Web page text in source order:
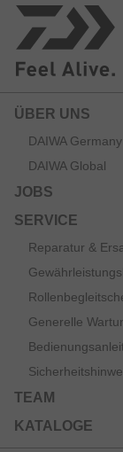
ÜBER UNS
DAIWA
DAIWA Global
JOBS
SERVICE
Reparatur &
Generelle
TEAM
KATALOGE